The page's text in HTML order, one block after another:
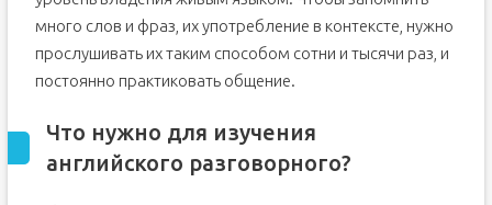
много слов и фраз, их употребление в контексте, нужно
прослушивать их таким способом сотни и тысячи раз, и
постоянно практиковать общение.
Что нужно для изучения
английского разговорного?